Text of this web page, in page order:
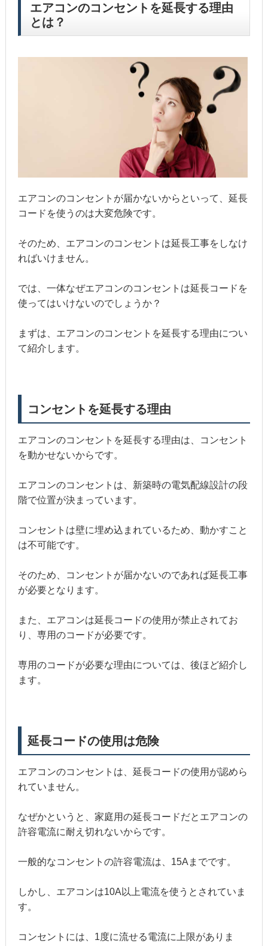
エアコンのコンセントを延長する理由
とは？
エアコンのコンセントが届かないからといって、延長
コードを使うのは大変危険です。
そのため、エアコンのコンセントは延長工事をしなけ
ればいけません。
では、一体なぜエアコンのコンセントは延長コードを
使ってはいけないのでしょうか？
まずは、エアコンのコンセントを延長する理由につい
て紹介します。
コンセントを延長する理由
エアコンのコンセントを延長する理由は、コンセント
を動かせないからです。
エアコンのコンセントは、新築時の電気配線設計の段
階で位置が決まっています。
コンセントは壁に埋め込まれているため、動かすこと
は不可能です。
そのため、コンセントが届かないのであれば延長工事
が必要となります。
また、エアコンは延長コードの使用が禁止されてお
り、専用のコードが必要です。
専用のコードが必要な理由については、後ほど紹介し
ます。
延長コードの使用は危険
エアコンのコンセントは、延長コードの使用が認めら
れていません。
なぜかというと、家庭用の延長コードだとエアコンの
許容電流に耐え切れないからです。
一般的なコンセントの許容電流は、15Aまでです。
しかし、エアコンは10A以上電流を使うとされていま
す。
コンセントには、1度に流せる電流に上限がありま